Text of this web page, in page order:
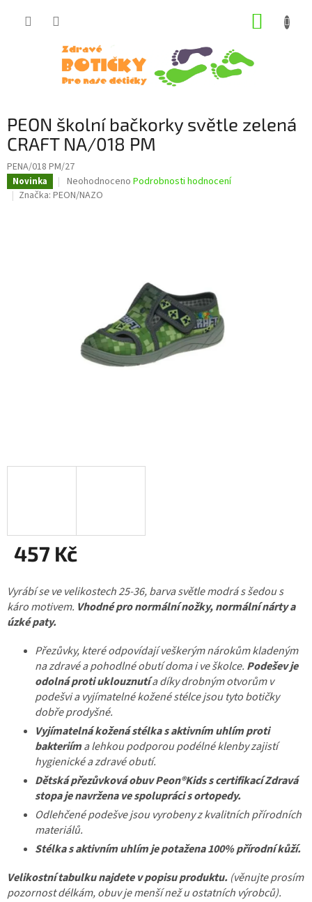
PEON školní bačkorky světle zelená
CRAFT NA/018 PM
PENA/018 PM/27
Novinka
Průměrné
hodnocení
Neohodnoceno Podrobnosti hodnocení
Značka: PEON/NAZO
457 Kč
cena:
Vyrábí se ve velikostech 25-36, barva světle modrá s šedou s
káro motivem. Vhodné pro normální nožky, normální nárty a
úzké paty.
Přezůvky, které odpovídají veškerým nárokům kladeným
na zdravé a pohodlné obutí doma i ve školce. Podešev je
odolná proti uklouznutía díky drobným otvorům v
podešvi a vyjímatelné kožené stélce jsou tyto botičky
dobře prodyšné.
Vyjímatelná kožená stélka s aktivním uhlím proti
bakteriíma lehkou podporou podélné klenby zajistí
hygienické a zdravé obutí.
Dětská přezůvková obuv Peon®Kids s certifikací Zdravá
stopa je navržena ve spolupráci s ortopedy.
Odlehčené podešve jsou vyrobeny z kvalitních přírodních
materiálů.
Stélka s aktivním uhlím je potažena 100% přírodní kůží.
Velikostní tabulku najdete v popisu produktu. (věnujte prosím
pozornost délkám, obuv je menší než u ostatních výrobců).